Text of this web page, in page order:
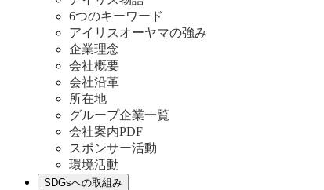
6つのキーワード
アイリスオーヤマの強み
企業理念
会社概要
会社沿革
所在地
グループ企業一覧
会社案内PDF
スポンサー活動
環境活動
SDGsへの取組み